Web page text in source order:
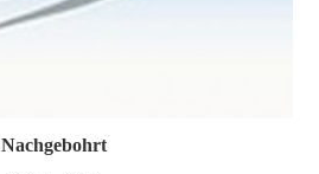
Nachgebohrt